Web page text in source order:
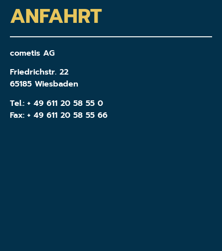
ANFAHRT
cometis AG
Friedrichstr. 22
65185 Wiesbaden
Tel.: + 49 611 20 58 55 0
Fax: + 49 611 20 58 55 66